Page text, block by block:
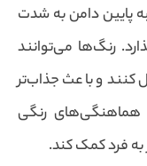
پایین دامن به شدت
رنگ‌ها می‌توانند
و باعث جذاب‌تر
رنگی
فرد کمک کند.